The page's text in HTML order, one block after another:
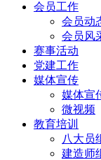
会员工作
会员动
会员风
赛事活动
党建工作
媒体宣传
媒体宣
微视频
教育培训
八大员
建造师